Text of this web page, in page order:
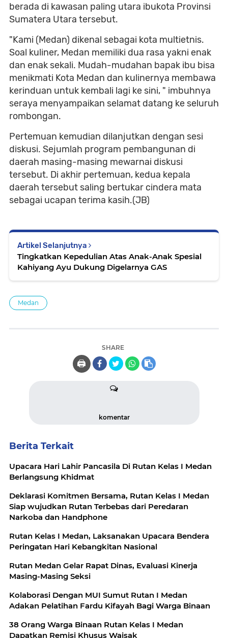
berada di kawasan paling utara ibukota Provinsi
Sumatera Utara tersebut.
"Kami (Medan) dikenal sebagai kota multietnis.
Soal kuliner, Medan memiliki dua rasa yakni enak
dan enak sekali. Mudah-mudahan bapak ibu bisa
menikmati Kota Medan dan kulinernya membawa
kerinduan untuk kembali lagi ke sini, " imbuhnya
seraya menyampaikan selamat datang ke seluruh
rombongan.
Pertemuan kemudian dilanjutkan dengan sesi
diskusi. Sejumlah program pembangunan di
daerah masing-masing mewarnai diskusi
tersebut. Di akhir pertemuan, kedua kepala
daerah tersebut saling bertukar cindera mata
sebagai ucapan terima kasih.(JB)
Artikel Selanjutnya
Tingkatkan Kepedulian Atas Anak-Anak Spesial
Kahiyang Ayu Dukung Digelarnya GAS
Medan
SHARE
🖨️
komentar
Berita Terkait
Upacara Hari Lahir Pancasila Di Rutan Kelas I Medan
Berlangsung Khidmat
Deklarasi Komitmen Bersama, Rutan Kelas I Medan
Siap wujudkan Rutan Terbebas dari Peredaran
Narkoba dan Handphone
Rutan Kelas I Medan, Laksanakan Upacara Bendera
Peringatan Hari Kebangkitan Nasional
Rutan Medan Gelar Rapat Dinas, Evaluasi Kinerja
Masing-Masing Seksi
Kolaborasi Dengan MUI Sumut Rutan I Medan
Adakan Pelatihan Fardu Kifayah Bagi Warga Binaan
38 Orang Warga Binaan Rutan Kelas I Medan
Dapatkan Remisi Khusus Waisak